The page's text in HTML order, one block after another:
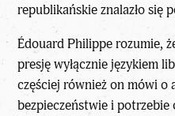
republikańskie znalazło się
Édouard Philippe rozumie,
presję wyłącznie językiem
częściej również on mówi o
bezpieczeństwie i